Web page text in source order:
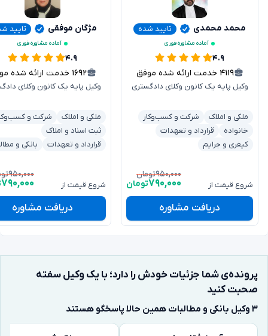
محمد محمدی تایید شده
آماده مشاوره فوری
۴.۹
۴۱۱۹ خدمت ارائه شده موفق
وکیل پایه یک کانون وکلای دادگستری
ملکی و املاک
شرکت و کسب‌وکار
خانواده
قرارداد و تعهدات
کیفری و جرایم
شروع قیمت از
۹۵۰,۰۰۰تومان
۷۹۰,۰۰۰تومان
دریافت مشاوره
مژگان موفقی تایید
آماده مشاوره فوری
۴.۹
۱۶۹۲ خدمت ارائه شده موفق
وکیل پایه یک کانون وکلای
ملکی و املاک
شرکت و
ثبت اسناد و املاک
قرارداد و تعهدات
بانکی و
شروع قیمت از
۹۵۰,۰۰۰
۷۹۰,۰۰۰
دریافت مشاوره
پرونده‌ی شما جزئیات خودش را دارد؛ با یک وکیل سفته
صحبت کنید
۳ وکیل بانکی و مطالبات همین حالا پاسخگو هستند